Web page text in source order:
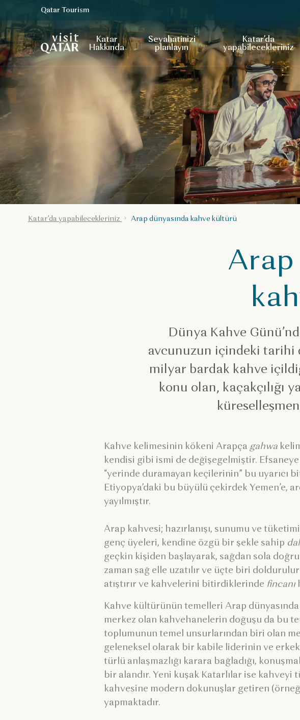
VisitQatar Ana Sayfası
Qatar Tourism
Katar
Hakkında
Seyahatinizi
planlayın
Katar’da
yapabilecekleriniz
Katar’da yapabilecekleriniz Arap dünyasında kahve kültürü
Arap
Dünya Kahve
avcunuzun içindeki tarihi
milyar bardak kahve
konu olan, kaçakçılığı
Kahve kelimesinin kökeni Arapça gahwa
kendisi gibi ismi de değişegelmiştir.
“yerinde duramayan keçilerinin” bu
Etiyopya’daki bu büyülü çekirdek Yemen’e,
yayılmıştır.
Arap kahvesi; hazırlanışı, sunumu ve
genç üyeleri, kendine özgü bir şekle sahip
geçkin kişiden başlayarak, sağdan sola
zaman sağ elle uzatılır ve üçte biri
atıştırır ve kahvelerini bitirdiklerinde fincanı
Kahve kültürünün temelleri Arap
merkez olan kahvehanelerin doğuşu da bu
toplumunun temel unsurlarından biri olan
geleneksel olarak bir kabile liderinin ve
türlü anlaşmazlığı karara bağladığı,
bir alandır. Yeni kuşak Katarlılar ise
kahvesine modern dokunuşlar getiren
yapmaktadır.